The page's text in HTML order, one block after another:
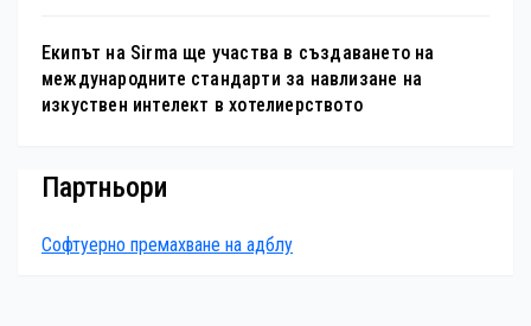
Екипът на Sirma ще участва в създаването на
международните стандарти за навлизане на
изкуствен интелект в хотелиерството
Партньори
Софтуерно премахване на адблу